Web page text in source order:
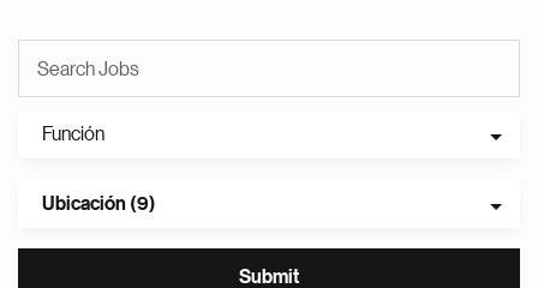
Función
Ubicación (9)